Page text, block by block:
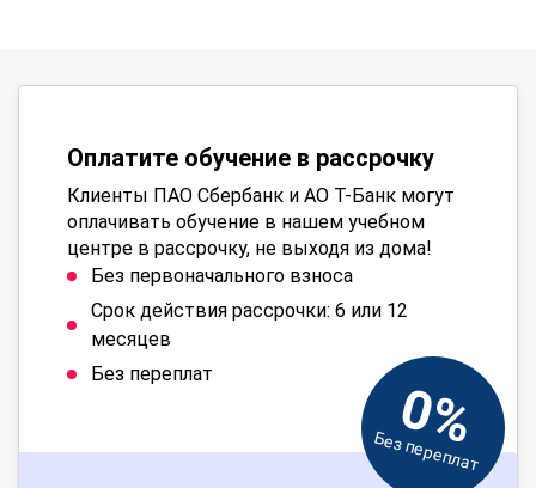
Оплатите обучение в рассрочку
Клиенты ПАО Сбербанк и АО Т-Банк могут
оплачивать обучение в нашем учебном
центре в рассрочку, не выходя из дома!
Без первоначального взноса
Срок действия рассрочки: 6 или 12
месяцев
Без переплат
0%
Без переплат